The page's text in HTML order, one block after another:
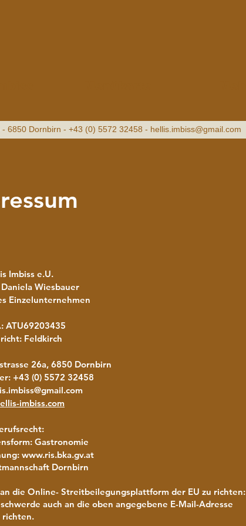
6850 Dornbirn - +43 (0) 5572 32458 - hellis.imbiss@gmail.com
Imbiss e.U.
Wiesbauer
Einzelunternehmen
ATU69203435
Feldkirch
26a, 6850 Dornbirn
+43 (0) 5572 32458
imbiss.com
Gastronomie
www.ris.bka.gv.at
Dornbirn
die Online- Streitbeilegungsplattform der EU zu richten:
auch an die oben angegebene E-Mail-Adresse
richten.